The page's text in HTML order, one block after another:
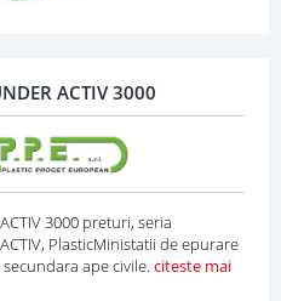
ACTIV 3000
ACTIV 3000 preturi, seria
ACTIV, PlasticMinistatii de epurare
ape civile. citeste mai